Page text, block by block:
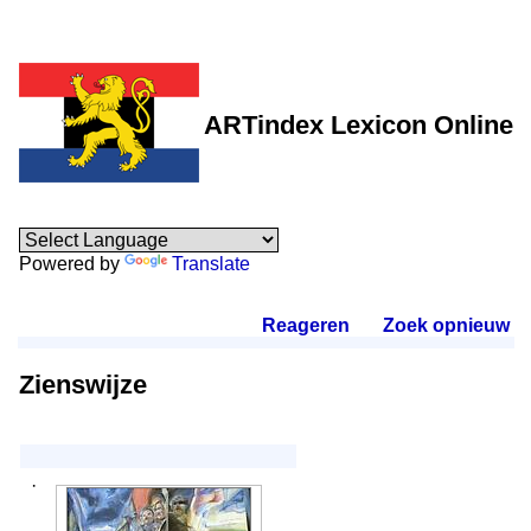
ARTindex Lexicon Online
Powered by Translate
Reageren Zoek opnieuw.
Zienswijze
·